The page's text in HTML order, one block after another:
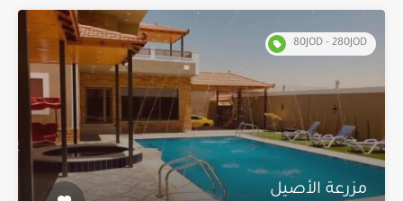
80JOD - 280JOD
مزرعة الأصيل